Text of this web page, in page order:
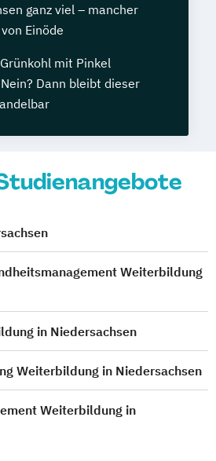
ganz viel – mancher
Einöde
mit Pinkel
Dann bleibt dieser
Weiterbildung
in Niedersachsen
Weiterbildung in Niedersachsen
Weiterbildung in